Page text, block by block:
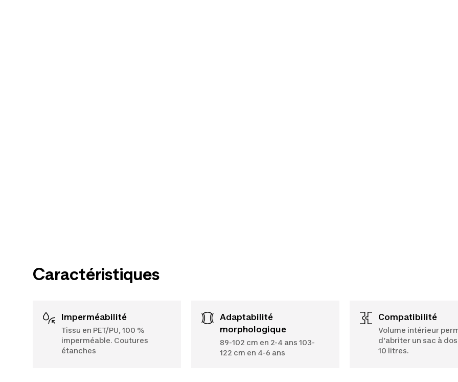
Caractéristiques
Imperméabilité
Tissu en PET/PU, 100 %
imperméable. Coutures
étanches
Adaptabilité
morphologique
89-102 cm en 2-4 ans 103-
122 cm en 4-6 ans
Compatibilité
Volume intérieur
d’abriter un sac à
10 litres.